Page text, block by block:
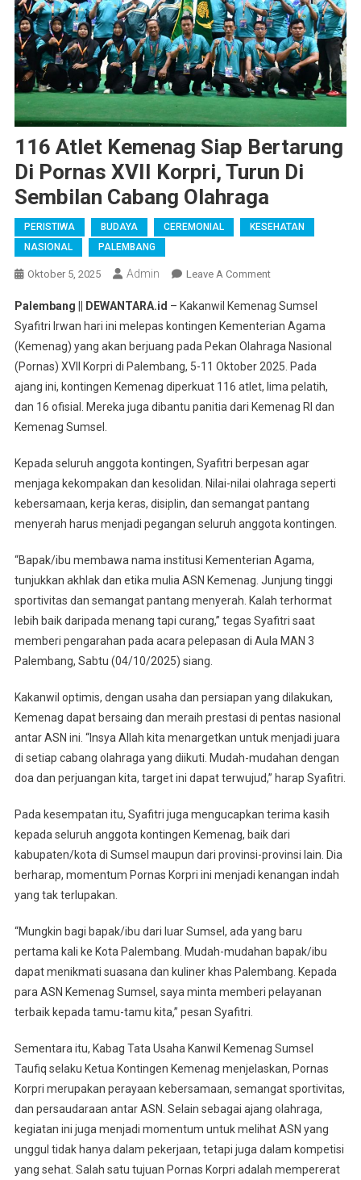
116 Atlet Kemenag Siap Bertarung
Di Pornas XVII Korpri, Turun Di
Sembilan Cabang Olahraga
PERISTIWA BUDAYA CEREMONIAL
KESEHATAN
NASIONAL
PALEMBANG
Oktober 5, 2025 Admin Leave A CommentOn
Atlet
Kemenag
Siap
Bertarung
Di
Pornas
Turun
Di
Palembang || DEWANTARA.id – Kakanwil Kemenag Sumsel
Syafitri Irwan hari ini melepas kontingen Kementerian Agama
(Kemenag) yang akan berjuang pada Pekan Olahraga Nasional
(Pornas) XVII Korpri di Palembang, 5-11 Oktober 2025. Pada
ajang ini, kontingen Kemenag diperkuat 116 atlet, lima pelatih,
dan 16 ofisial. Mereka juga dibantu panitia dari Kemenag RI dan
Kemenag Sumsel.
Kepada seluruh anggota kontingen, Syafitri berpesan agar
menjaga kekompakan dan kesolidan. Nilai-nilai olahraga seperti
kebersamaan, kerja keras, disiplin, dan semangat pantang
menyerah harus menjadi pegangan seluruh anggota kontingen.
“Bapak/ibu membawa nama institusi Kementerian Agama,
tunjukkan akhlak dan etika mulia ASN Kemenag. Junjung tinggi
sportivitas dan semangat pantang menyerah. Kalah terhormat
lebih baik daripada menang tapi curang,” tegas Syafitri saat
memberi pengarahan pada acara pelepasan di Aula MAN 3
Palembang, Sabtu (04/10/2025) siang.
Kakanwil optimis, dengan usaha dan persiapan yang dilakukan,
Kemenag dapat bersaing dan meraih prestasi di pentas nasional
antar ASN ini. “Insya Allah kita menargetkan untuk menjadi juara
di setiap cabang olahraga yang diikuti. Mudah-mudahan dengan
doa dan perjuangan kita, target ini dapat terwujud,” harap Syafitri.
Pada kesempatan itu, Syafitri juga mengucapkan terima kasih
kepada seluruh anggota kontingen Kemenag, baik dari
kabupaten/kota di Sumsel maupun dari provinsi-provinsi lain. Dia
berharap, momentum Pornas Korpri ini menjadi kenangan indah
yang tak terlupakan.
“Mungkin bagi bapak/ibu dari luar Sumsel, ada yang baru
pertama kali ke Kota Palembang. Mudah-mudahan bapak/ibu
dapat menikmati suasana dan kuliner khas Palembang. Kepada
para ASN Kemenag Sumsel, saya minta memberi pelayanan
terbaik kepada tamu-tamu kita,” pesan Syafitri.
Sementara itu, Kabag Tata Usaha Kanwil Kemenag Sumsel
Taufiq selaku Ketua Kontingen Kemenag menjelaskan, Pornas
Korpri merupakan perayaan kebersamaan, semangat sportivitas,
dan persaudaraan antar ASN. Selain sebagai ajang olahraga,
kegiatan ini juga menjadi momentum untuk melihat ASN yang
unggul tidak hanya dalam pekerjaan, tetapi juga dalam kompetisi
yang sehat. Salah satu tujuan Pornas Korpri adalah mempererat